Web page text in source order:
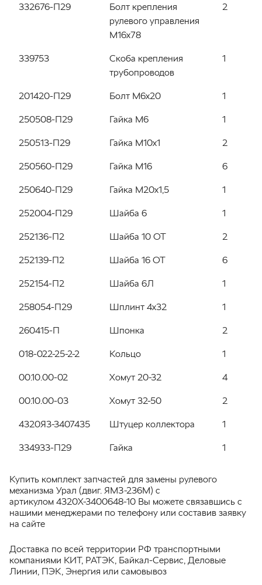
332676-П29
Болт крепления
рулевого управления
М16х78
2
339753
Скоба крепления
трубопроводов
1
201420-П29 Болт М6х20 1
250508-П29 Гайка М6 1
250513-П29 Гайка М10х1 2
250560-П29 Гайка М16 6
250640-П29 Гайка М20х1,5 1
252004-П29 Шайба 6 1
252136-П2 Шайба 10 ОТ 2
252139-П2 Шайба 16 ОТ 6
252154-П2 Шайба 6Л 1
258054-П29 Шплинт 4х32 1
260415-П Шпонка 2
018-022-25-2-2 Кольцо 1
00.10.00-02 Хомут 20-32 4
00.10.00-03 Хомут 32-50 2
4320Я3-3407435 Штуцер коллектора 1
334933-П29 Гайка 1
Купить комплект запчастей для замены рулевого
механизма Урал (двиг. ЯМЗ-236М) с
артикулом 4320Х-3400648-10 Вы можете связавшись с
нашими менеджерами по телефону или составив заявку
на сайте
Доставка по всей территории РФ транспортными
компаниями КИТ, РАТЭК, Байкал-Сервис, Деловые
Линии, ПЭК, Энергия или самовывоз